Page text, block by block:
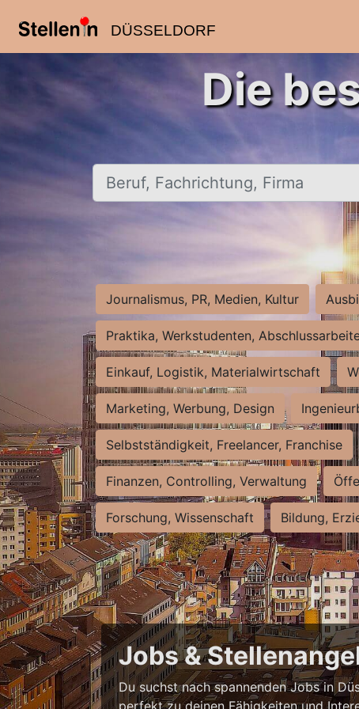
DÜSSELDORF
Die
Beruf, Fachrichtung, Firma
Journalismus, PR, Medien, Kultur
Praktika, Werkstudenten,
Einkauf, Logistik, Materialwirtschaft
Marketing, Werbung, Design
Selbstständigkeit, Freelancer, Franchise
Finanzen, Controlling, Verwaltung
Forschung, Wissenschaft Bildung,
Jobs &
Du suchst nach spannenden Jobs in